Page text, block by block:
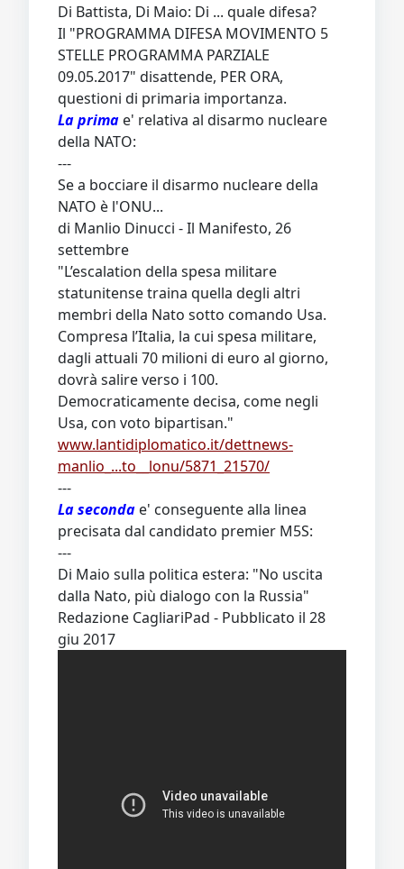
Di Battista, Di Maio: Di ... quale difesa?
Il "PROGRAMMA DIFESA MOVIMENTO 5
STELLE PROGRAMMA PARZIALE
09.05.2017" disattende, PER ORA,
questioni di primaria importanza.
La prima e' relativa al disarmo nucleare
della NATO:
---
Se a bocciare il disarmo nucleare della
NATO è l'ONU...
di Manlio Dinucci - Il Manifesto, 26
settembre
"L’escalation della spesa militare
statunitense traina quella degli altri
membri della Nato sotto comando Usa.
Compresa l’Italia, la cui spesa militare,
dagli attuali 70 milioni di euro al giorno,
dovrà salire verso i 100.
Democraticamente decisa, come negli
Usa, con voto bipartisan."
www.lantidiplomatico.it/dettnews-
manlio_...to__lonu/5871_21570/
---
La seconda e' conseguente alla linea
precisata dal candidato premier M5S:
---
Di Maio sulla politica estera: "No uscita
dalla Nato, più dialogo con la Russia"
Redazione CagliariPad - Pubblicato il 28
giu 2017